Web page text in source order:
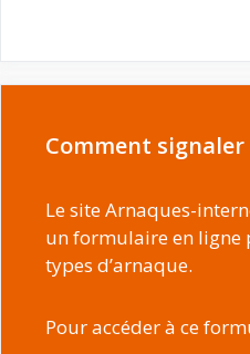
Comment
Le site Arnaques-
un formulaire en ligne
types d’arnaque.
Pour accéder à ce